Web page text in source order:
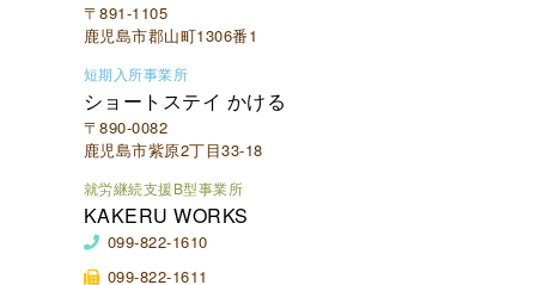
〒891-1105
鹿児島市郡山町1306番1
短期入所事業所
ショートステイ かける
〒890-0082
鹿児島市紫原2丁目33-18
就労継続支援B型事業所
KAKERU WORKS
099-822-1610
099-822-1611